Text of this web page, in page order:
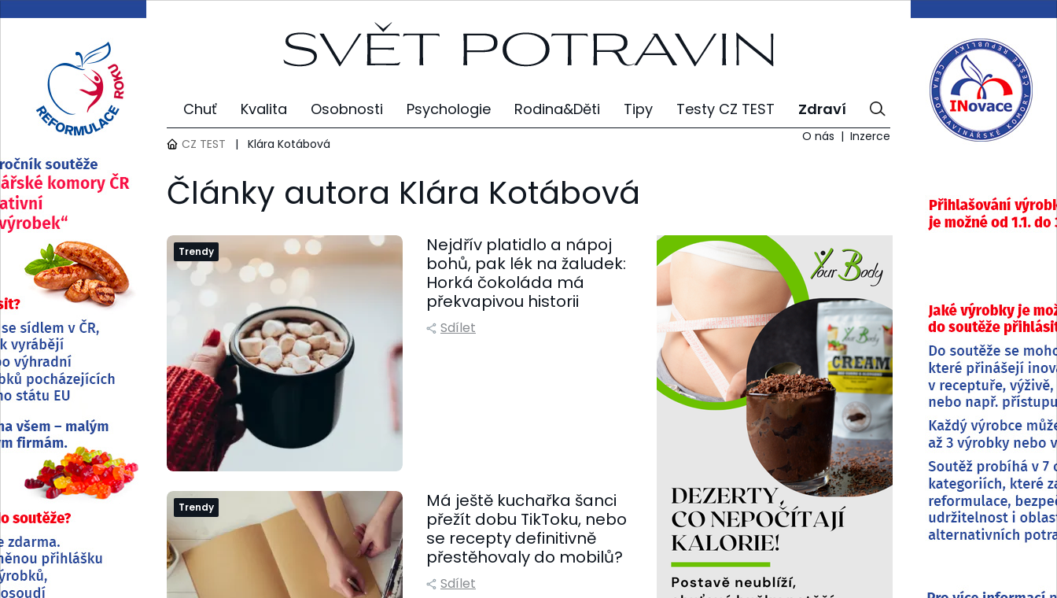
Chuť Kvalita Osobnosti Psychologie Rodina&Děti Tipy Testy CZ TEST Zdraví
CZ TEST | Klára Kotábová O nás Inzerce
Články autora Klára Kotábová
Trendy
Nejdřív platidlo a nápoj
bohů, pak lék na žaludek:
Horká čokoláda má
překvapivou historii
Sdílet
Trendy
Má ještě kuchařka šanci
přežít dobu TikToku, nebo
se recepty definitivně
přestěhovaly do mobilů?
Sdílet